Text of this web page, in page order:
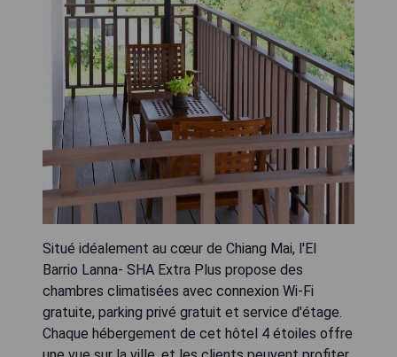
Situé idéalement au cœur de Chiang Mai, l'El
Barrio Lanna- SHA Extra Plus propose des
chambres climatisées avec connexion Wi-Fi
gratuite, parking privé gratuit et service d'étage.
Chaque hébergement de cet hôtel 4 étoiles offre